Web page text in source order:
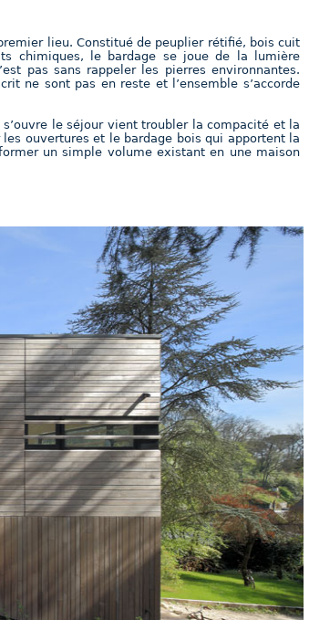
lieu. Constitué de peuplier rétifié, bois cuit
chimiques, le bardage se joue de la lumière
pas sans rappeler les pierres environnantes.
ne sont pas en reste et l’ensemble s’accorde
le séjour vient troubler la compacité et la
ouvertures et le bardage bois qui apportent la
un simple volume existant en une maison